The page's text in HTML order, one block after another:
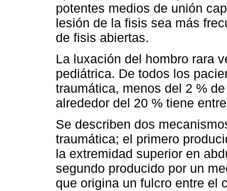
potentes medios de unión
lesión de la fisis sea más
de fisis abiertas.
La luxación del hombro rara
pediátrica. De todos los
traumática, menos del 2 %
alrededor del 20 % tiene
Se describen dos
traumática; el primero
la extremidad superior en
segundo producido por un
que origina un fulcro entre el